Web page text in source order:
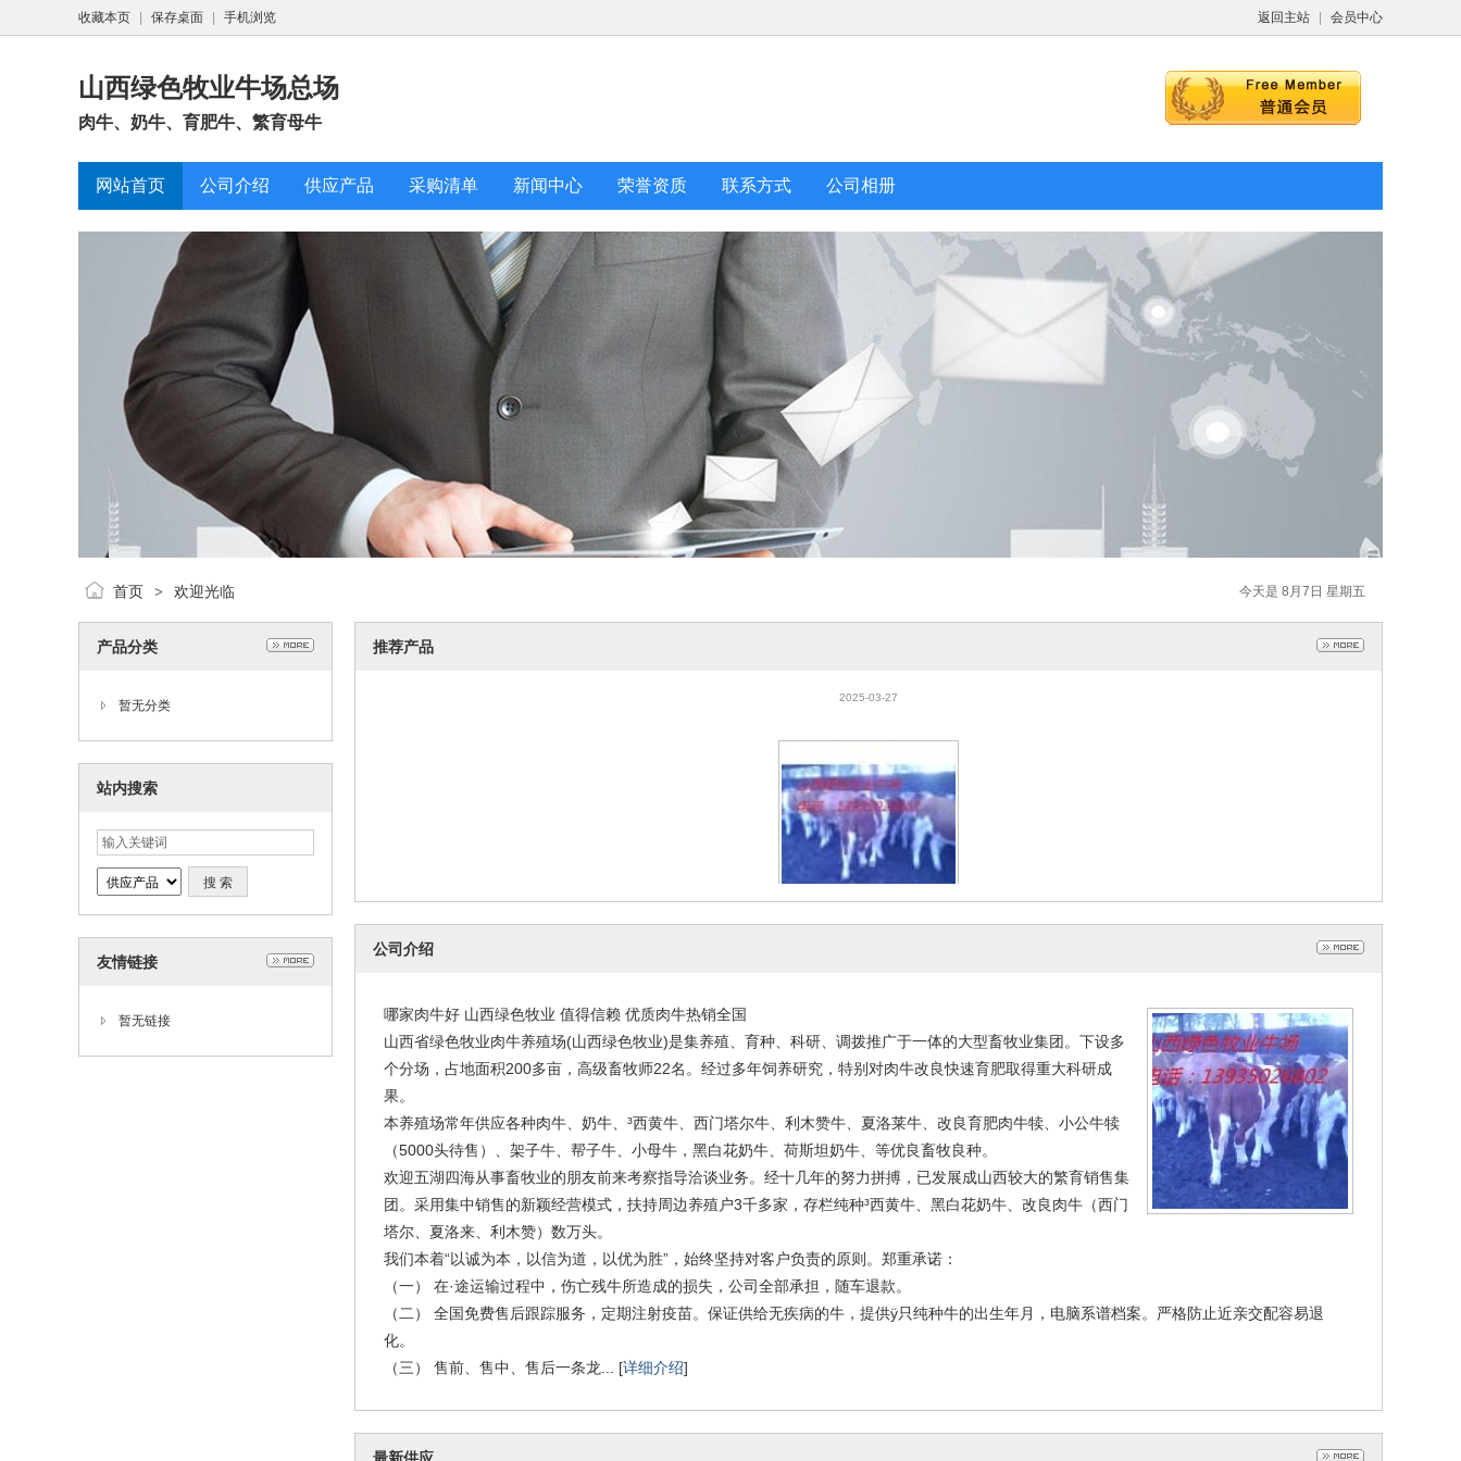
返回主站 会员中心
收藏本页 保存桌面 手机浏览
山西绿色牧业牛场总场
肉牛、奶牛、育肥牛、繁育母牛
网站首页 公司介绍 供应产品 采购清单 新闻中心 荣誉资质 联系方式 公司相册
今天是 8月7日 星期五
首页 > 欢迎光临
产品分类
暂无分类
站内搜索
友情链接
暂无链接
推荐产品
2025-03-27
公司介绍
哪家肉牛好 山西绿色牧业 值得信赖 优质肉牛热销全国
山西省绿色牧业肉牛养殖场(山西绿色牧业)是集养殖、育种、科研、调拨推广于一体的大型畜牧业集团。下设多
个分场，占地面积200多亩，高级畜牧师22名。经过多年饲养研究，特别对肉牛改良快速育肥取得重大科研成
果。
本养殖场常年供应各种肉牛、奶牛、³西黄牛、西门塔尔牛、利木赞牛、夏洛莱牛、改良育肥肉牛犊、小公牛犊
（5000头待售）、架子牛、帮子牛、小母牛，黑白花奶牛、荷斯坦奶牛、等优良畜牧良种。
欢迎五湖四海从事畜牧业的朋友前来考察指导洽谈业务。经十几年的努力拼搏，已发展成山西较大的繁育销售集
团。采用集中销售的新颖经营模式，扶持周边养殖户3千多家，存栏纯种³西黄牛、黑白花奶牛、改良肉牛（西门
塔尔、夏洛来、利木赞）数万头。
我们本着“以诚为本，以信为道，以优为胜”，始终坚持对客户负责的原则。郑重承诺：
（一） 在·途运输过程中，伤亡残牛所造成的损失，公司全部承担，随车退款。
（二） 全国免费售后跟踪服务，定期注射疫苗。保证供给无疾病的牛，提供ÿ只纯种牛的出生年月，电脑系谱档案。严格防止近亲交配容易退
化。
（三） 售前、售中、售后一条龙... [详细介绍]